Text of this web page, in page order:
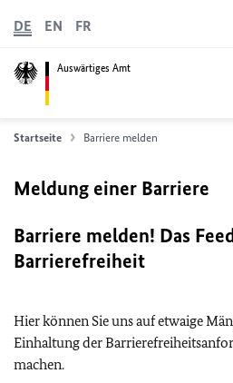
Auswärtiges Amt
DE EN FR
Startseite Barriere melden
Meldung einer Barriere
Barriere melden! Das
Barrierefreiheit
Hier können Sie uns auf etwaige
Einhaltung der
machen.